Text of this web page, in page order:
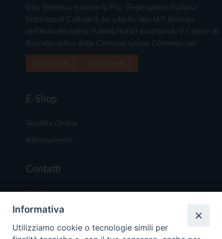
Vita Trentina, tramite la Fisc (Federazione Italiana
Settimanali Cattolici), ha aderito allo IAP (Istituto
dell'Autodisciplina Pubblicitaria) accettando il Codice di
Autodisciplina della Comunicazione Commerciale
E-Shop
Vendita Online
Abbonamenti
Contatti
Chi Siamo
Redazione
Scrivici
Informativa
Utilizziamo cookie o tecnologie simili per